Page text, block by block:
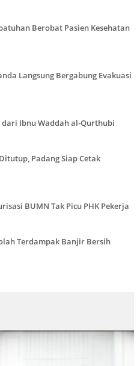
Berobat Pasien Kesehatan
Langsung Bergabung Evakuasi
Ibnu Waddah al-Qurthubi
Padang Siap Cetak
BUMN Tak Picu PHK Pekerja
Terdampak Banjir Bersih